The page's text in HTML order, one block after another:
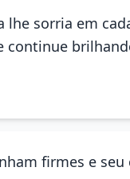
sorria em
continue
firmes e